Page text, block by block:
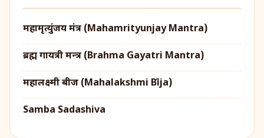
महामृत्युंजय मंत्र (Mahamrityunjay Mantra)
ब्रह्म गायत्री मन्त्र (Brahma Gayatri Mantra)
महालक्ष्मी बीज (Mahalakshmi Bīja)
Samba Sadashiva